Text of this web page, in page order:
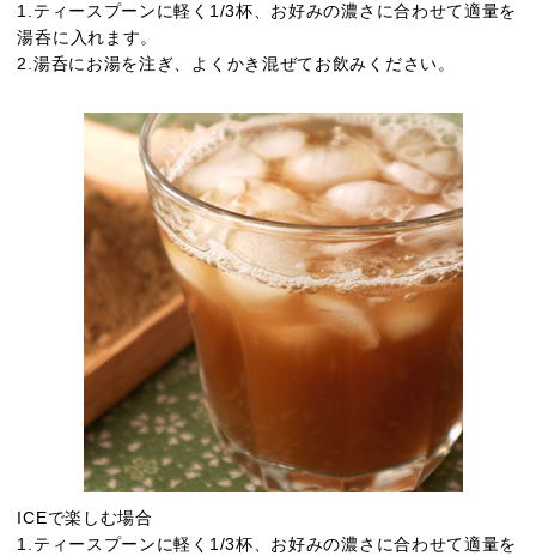
1.ティースプーンに軽く1/3杯、お好みの濃さに合わせて適量を
湯呑に入れます。
2.湯呑にお湯を注ぎ、よくかき混ぜてお飲みください。
ICEで楽しむ場合
1.ティースプーンに軽く1/3杯、お好みの濃さに合わせて適量を